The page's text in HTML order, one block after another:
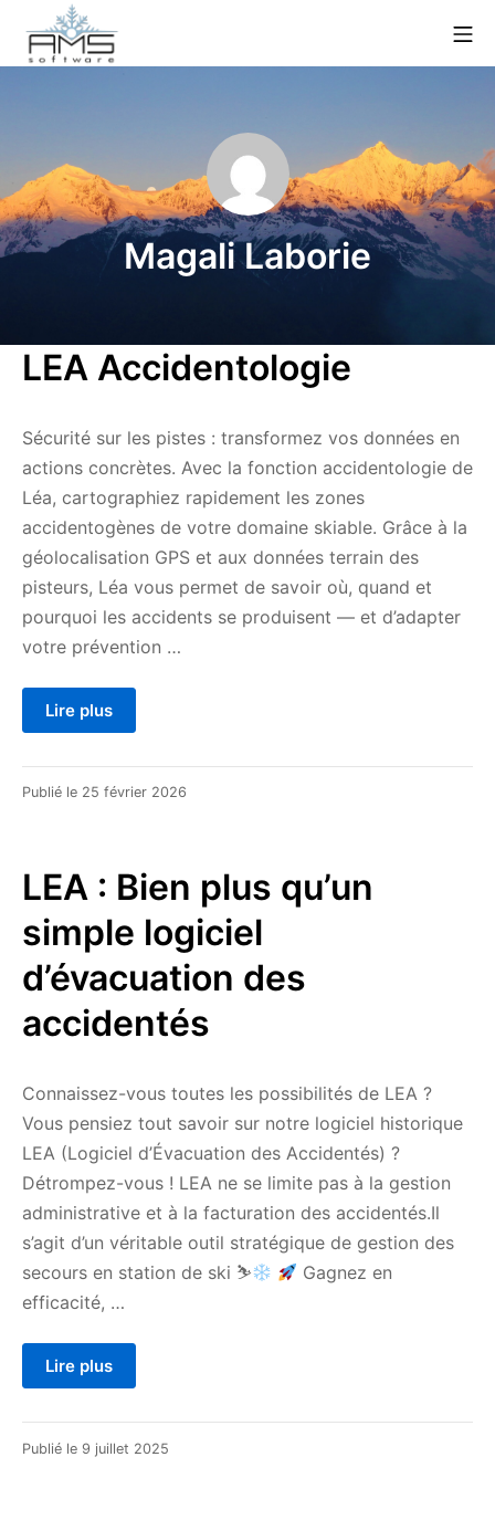
contenu
Magali Laborie
LEA Accidentologie
Sécurité sur les pistes : transformez vos données en
actions concrètes. Avec la fonction accidentologie de
Léa, cartographiez rapidement les zones
accidentogènes de votre domaine skiable. Grâce à la
géolocalisation GPS et aux données terrain des
pisteurs, Léa vous permet de savoir où, quand et
pourquoi les accidents se produisent — et d’adapter
votre prévention …
Lire plus
Publié le 25 février 2026
LEA : Bien plus qu’un
simple logiciel
d’évacuation des
accidentés
Connaissez-vous toutes les possibilités de LEA ?
Vous pensiez tout savoir sur notre logiciel historique
LEA (Logiciel d’Évacuation des Accidentés) ?
Détrompez-vous ! LEA ne se limite pas à la gestion
administrative et à la facturation des accidentés.Il
s’agit d’un véritable outil stratégique de gestion des
secours en station de ski ⛷
Gagnez en
efficacité, …
Lire plus
Publié le 9 juillet 2025